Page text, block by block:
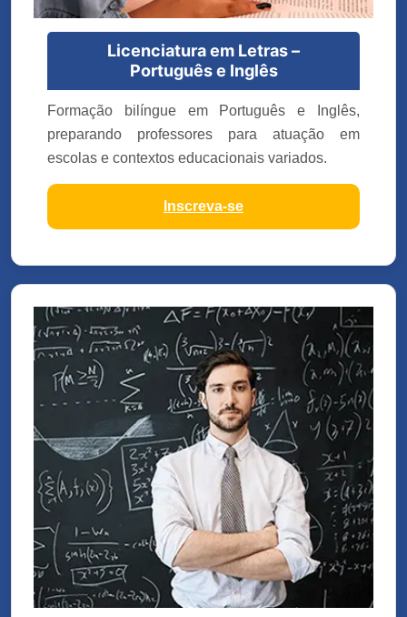
Licenciatura em Letras –
Português e Inglês
Formação bilíngue em Português e Inglês,
preparando professores para atuação em
escolas e contextos educacionais variados.
Inscreva-se